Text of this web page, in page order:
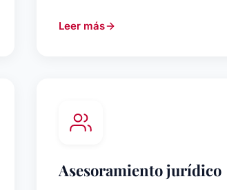
Leer más
Asesoramiento jurídico